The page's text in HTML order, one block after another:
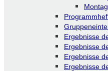
Montag
Ergebnisse
Ergebnisse
Ergebnisse
Ergebnisse